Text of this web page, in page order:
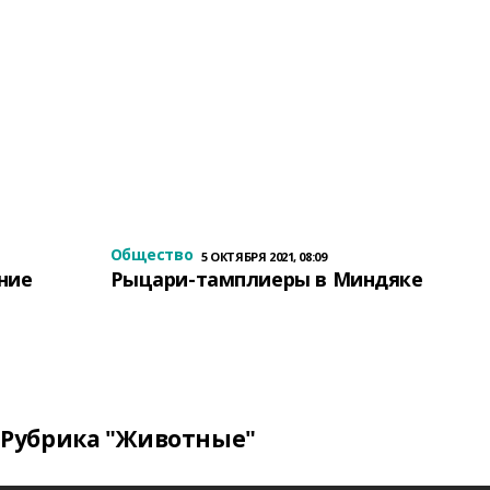
Общество 5 ОКТЯБРЯ 2021, 08:09
Рыцари-тамплиеры в Миндяке
Рубрика "Животные"